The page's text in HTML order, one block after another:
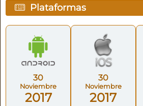
Plataformas
30
Noviembre
2017
30
Noviembre
2017